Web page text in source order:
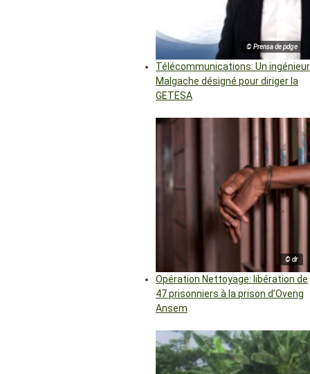
© Prensa de pdge
Télécommunications: Un ingénieur
Malgache désigné pour diriger la
GETESA
© dr
Opération Nettoyage: libération de
47 prisonniers à la prison d’Oveng
Ansem